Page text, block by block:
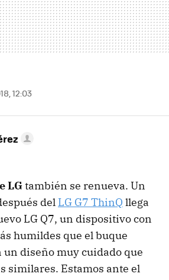
12:03
LGtambién se renueva. Un
del LG G7 ThinQ llega
LG Q7, un dispositivo con
humildes que el buque
diseño muy cuidado que
similares. Estamos ante el